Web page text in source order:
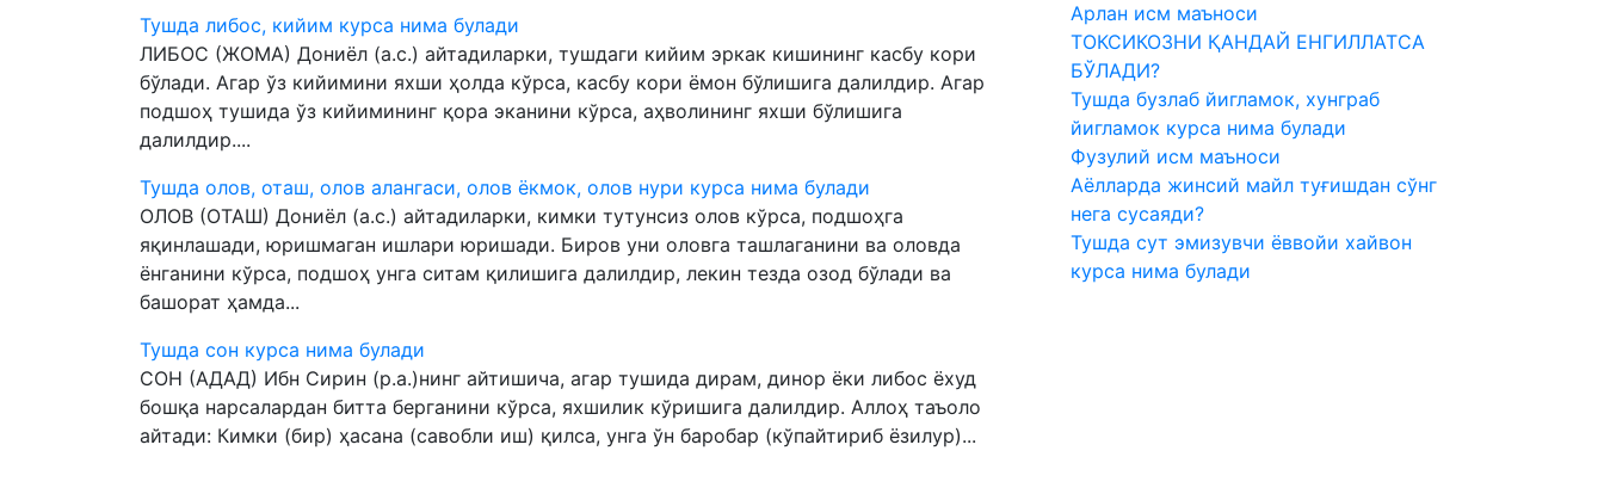
Тушда либос, кийим курса нима булади
ЛИБОС (ЖОМА) Дониёл (а.с.) айтадиларки, тушдаги кийим эркак кишининг касбу кори
бўлади. Агар ўз кийимини яхши ҳолда кўрса, касбу кори ёмон бўлишига далилдир. Агар
подшоҳ тушида ўз кийимининг қора эканини кўрса, аҳволининг яхши бўлишига
далилдир....
Тушда олов, оташ, олов алангаси, олов ёкмок, олов нури курса нима булади
ОЛОВ (ОТАШ) Дониёл (а.с.) айтадиларки, кимки тутунсиз олов кўрса, подшоҳга
яқинлашади, юришмаган ишлари юришади. Биров уни оловга ташлаганини ва оловда
ёнганини кўрса, подшоҳ унга ситам қилишига далилдир, лекин тезда озод бўлади ва
башорат ҳамда...
Тушда сон курса нима булади
СОН (АДАД) Ибн Сирин (р.а.)нинг айтишича, агар тушида дирам, динор ёки либос ёхуд
бошқа нарсалардан битта берганини кўрса, яхшилик кўришига далилдир. Аллоҳ таъоло
айтади: Кимки (бир) ҳасана (савобли иш) қилса, унга ўн баробар (кўпайтириб ёзилур)...
Арлан исм маъноси
ТОКСИКОЗНИ ҚАНДАЙ ЕНГИЛЛАТСА
БЎЛАДИ?
Тушда бузлаб йигламок, хунграб
йигламок курса нима булади
Фузулий исм маъноси
Аёлларда жинсий майл туғишдан сўнг
нега сусаяди?
Тушда сут эмизувчи ёввойи хайвон
курса нима булади